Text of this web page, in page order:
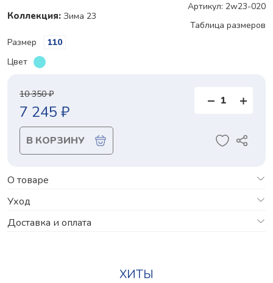
Коллекция: Зима 23
Артикул: 2w23-020
Таблица размеров
Размер
110
Цвет
10 350 ₽
7 245 ₽
В КОРЗИНУ
О товаре
Уход
Доставка и оплата
ХИТЫ